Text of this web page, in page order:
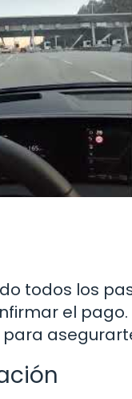
todos los
el